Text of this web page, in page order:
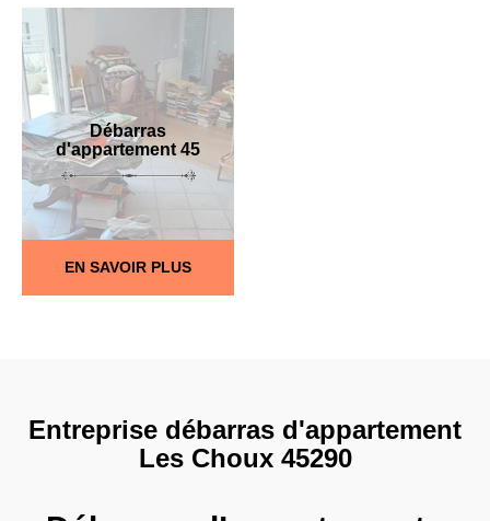
Débarras
d'appartement 45
EN SAVOIR PLUS
Entreprise débarras d'appartement
Les Choux 45290